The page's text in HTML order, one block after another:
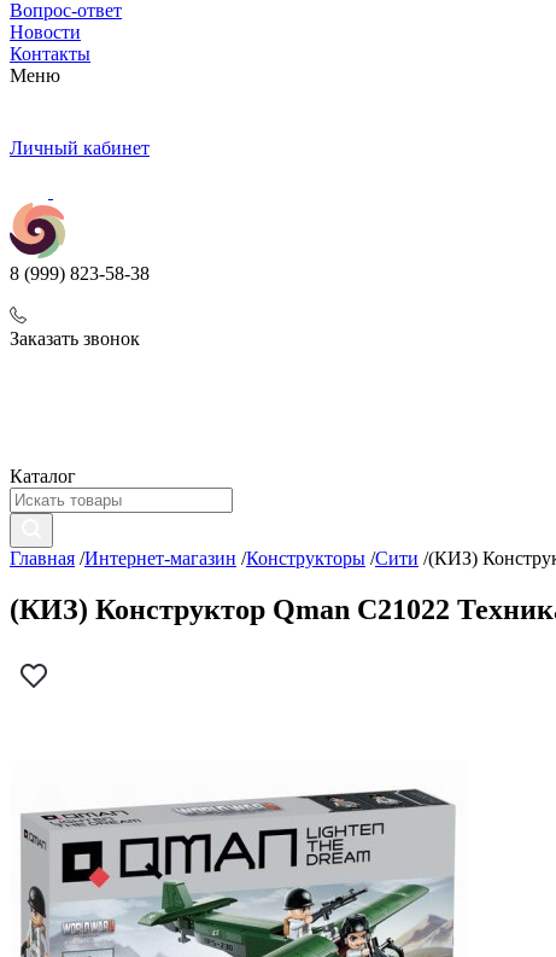
Вопрос-ответ
Новости
Контакты
Меню
Личный кабинет
8 (999) 823-58-38
Заказать звонок
Каталог
Главная /Интернет-магазин /Конструкторы /Сити /(КИЗ)
(КИЗ) Конструктор Qman C21022